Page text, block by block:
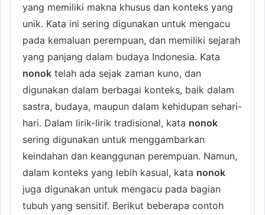
yang memiliki makna khusus dan konteks yang
unik. Kata ini sering digunakan untuk mengacu
pada kemaluan perempuan, dan memiliki sejarah
yang panjang dalam budaya Indonesia. Kata
nonok telah ada sejak zaman kuno, dan
digunakan dalam berbagai konteks, baik dalam
sastra, budaya, maupun dalam kehidupan sehari-
hari. Dalam lirik-lirik tradisional, kata nonok
sering digunakan untuk menggambarkan
keindahan dan keanggunan perempuan. Namun,
dalam konteks yang lebih kasual, kata nonok
juga digunakan untuk mengacu pada bagian
tubuh yang sensitif. Berikut beberapa contoh